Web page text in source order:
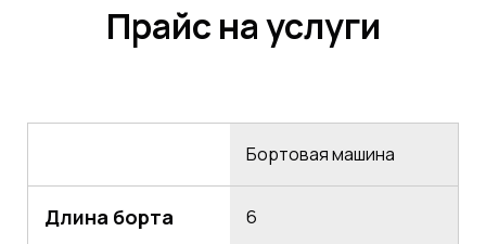
Прайс на услуги
Бортовая машина
Длина борта 6